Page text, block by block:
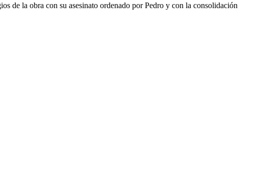
de la obra con su asesinato ordenado por Pedro y con la consolidación